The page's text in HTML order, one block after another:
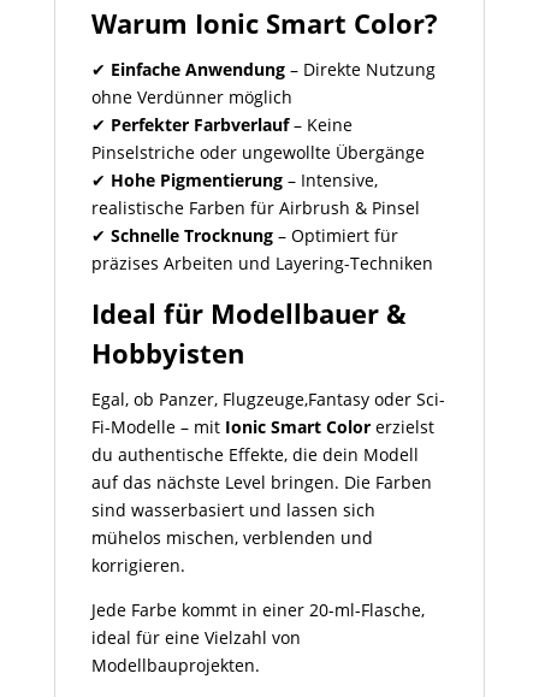
Warum Ionic Smart Color?
✔ Einfache Anwendung– Direkte Nutzung
ohne Verdünner möglich
✔ Perfekter Farbverlauf– Keine
Pinselstriche oder ungewollte Übergänge
✔ Hohe Pigmentierung– Intensive,
realistische Farben für Airbrush & Pinsel
✔ Schnelle Trocknung– Optimiert für
präzises Arbeiten und Layering-Techniken
Ideal für Modellbauer &
Hobbyisten
Egal, ob Panzer, Flugzeuge,Fantasy oder Sci-
Fi-Modelle – mit Ionic Smart Colorerzielst
du authentische Effekte, die dein Modell
auf das nächste Level bringen. Die Farben
sind wasserbasiert und lassen sich
mühelos mischen, verblenden und
korrigieren.
Jede Farbe kommt in einer 20-ml-Flasche,
ideal für eine Vielzahl von
Modellbauprojekten.